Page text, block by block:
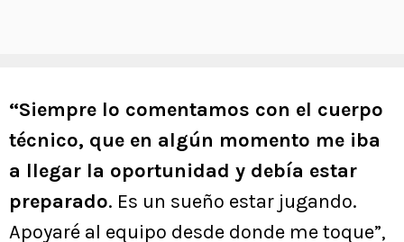
“Siempre lo comentamos con el cuerpo
técnico, que en algún momento me iba
a llegar la oportunidad y debía estar
preparado. Es un sueño estar jugando.
Apoyaré al equipo desde donde me toque”,